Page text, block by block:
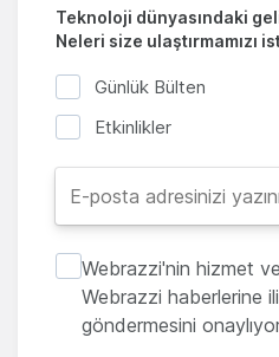
Teknoloji dünyasındaki
Neleri size ulaştırmamızı
Günlük Bülten
Etkinlikler
Webrazzi'nin hizmet
Webrazzi haberlerine
göndermesini